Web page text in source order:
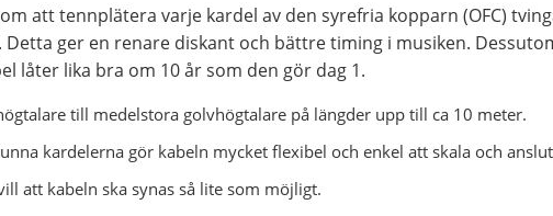
att tennplätera varje kardel av den syrefria kopparn (OFC)
ger en renare diskant och bättre timing i musiken.
låter lika bra om 10 år som den gör dag 1.
till medelstora golvhögtalare på längder upp till ca 10 meter.
kardelerna gör kabeln mycket flexibel och enkel att skala och
att kabeln ska synas så lite som möjligt.